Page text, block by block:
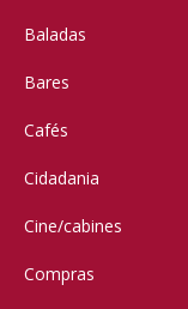
Baladas
Bares
Cafés
Cidadania
Cine/cabines
Compras